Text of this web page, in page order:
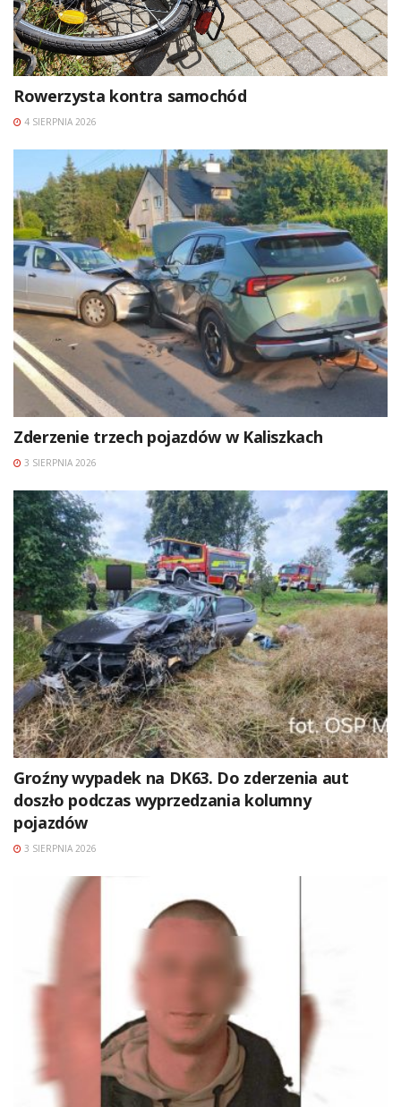
Rowerzysta kontra samochód
4 SIERPNIA 2026
Zderzenie trzech pojazdów w Kaliszkach
3 SIERPNIA 2026
Groźny wypadek na DK63. Do zderzenia aut
doszło podczas wyprzedzania kolumny
pojazdów
3 SIERPNIA 2026